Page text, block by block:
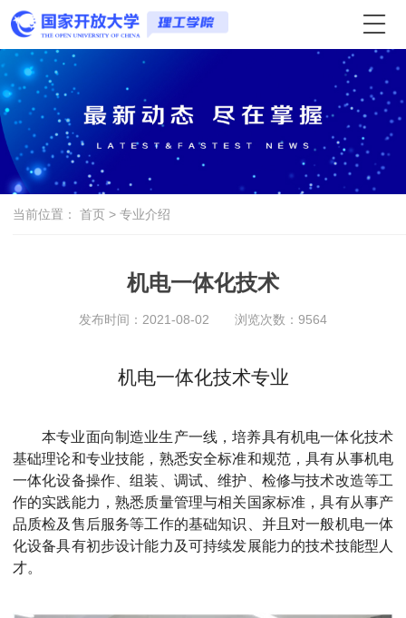
当前位置： 首页 > 专业介绍
机电一体化技术
发布时间：2021-08-02 浏览次数： 9564
机电一体化技术专业
本专业面向制造业生产一线，培养具有机电一体化技术
基础理论和专业技能，熟悉安全标准和规范，具有从事机电
一体化设备操作、组装、调试、维护、检修与技术改造等工
作的实践能力，熟悉质量管理与相关国家标准，具有从事产
品质检及售后服务等工作的基础知识、并且对一般机电一体
化设备具有初步设计能力及可持续发展能力的技术技能型人
才。